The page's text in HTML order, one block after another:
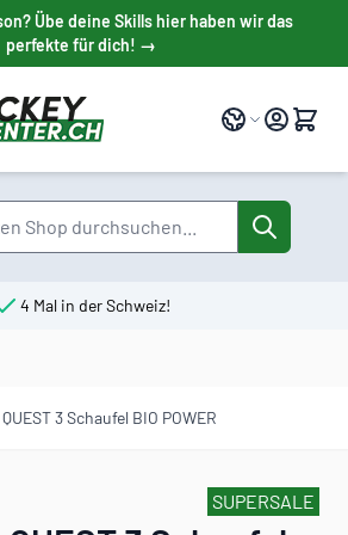
Übe deine Skills hier haben wir das
perfekte für dich! →
Sprache
4 Mal in der Schweiz!
3 Schaufel BIO POWER
SUPERSALE